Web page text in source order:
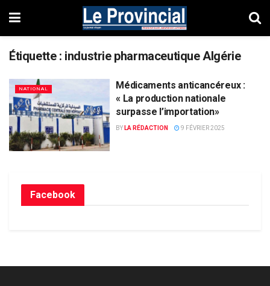
Étiquette : industrie pharmaceutique Algérie
NATIONAL
Médicaments anticancéreux :
« La production nationale
surpasse l’importation»
BY LA RÉDACTION 9 FÉVRIER 2025
Facebook